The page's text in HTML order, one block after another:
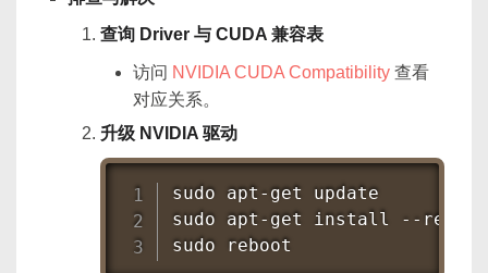
查询 Driver 与 CUDA 兼容表
访问 NVIDIA CUDA Compatibility 查看
对应关系。
升级 NVIDIA 驱动
sudo apt-get
sudo
apt-get
install
sudo
reboot